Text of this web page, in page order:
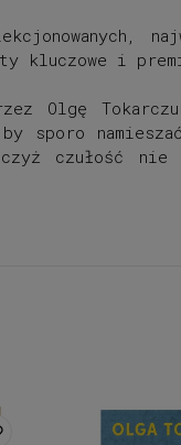
kluczowe i
przez Olgę
sporo
czyż czułość